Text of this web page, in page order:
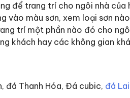
để trang trí cho ngôi nhà của
màu sơn, xem loại sơn
trí một phần nào đó cho
khách hay các không gian
đá Thanh Hóa, Đá cubic, đá